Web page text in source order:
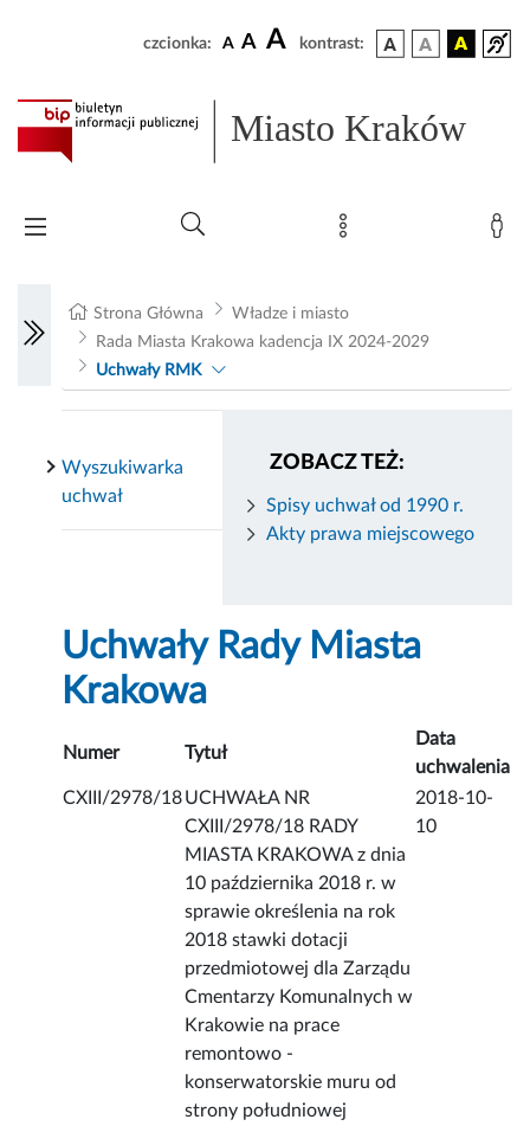
czcionka: A A A kontrast:
Miasto Kraków
Strona Główna
Władze i miasto
Rada Miasta Krakowa kadencja IX 2024-2029
Uchwały RMK
ZOBACZ TEŻ:
Spisy uchwał od 1990 r.
Akty prawa miejscowego
Wyszukiwarka
uchwał
Uchwały Rady Miasta
Krakowa
Numer Tytuł
Data
uchwalenia
CXIII/2978/18UCHWAŁA NR
CXIII/2978/18 RADY
MIASTA KRAKOWA z dnia
10 października 2018 r. w
sprawie określenia na rok
2018 stawki dotacji
przedmiotowej dla Zarządu
Cmentarzy Komunalnych w
Krakowie na prace
remontowo -
konserwatorskie muru od
strony południowej
2018-10-
10